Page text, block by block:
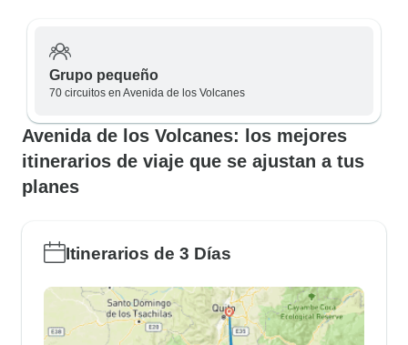
Grupo pequeño
70 circuitos en Avenida de los Volcanes
Avenida de los Volcanes: los mejores
itinerarios de viaje que se ajustan a tus
planes
Itinerarios de 3 Días